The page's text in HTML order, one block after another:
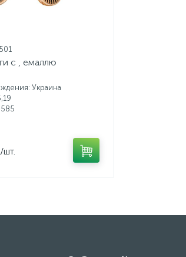
с , емаллю
Украина
/шт.